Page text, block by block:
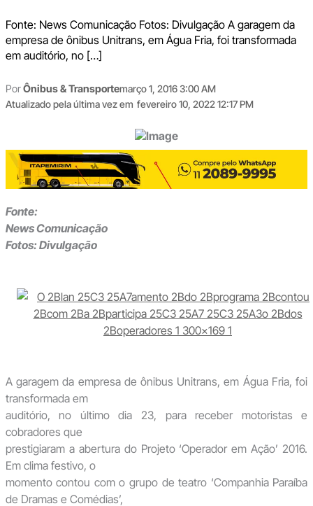
Fonte: News Comunicação Fotos: Divulgação A garagem da
empresa de ônibus Unitrans, em Água Fria, foi transformada
em auditório, no […]
PorÔnibus & Transportemarço 1, 2016 3:00 AM
Atualizado pela última vez em fevereiro 10, 2022 12:17 PM
Fonte:
News Comunicação
Fotos: Divulgação
A garagem da empresa de ônibus Unitrans, em Água Fria, foi
transformada em
auditório, no último dia 23, para receber motoristas e
cobradores que
prestigiaram a abertura do Projeto ‘Operador em Ação’ 2016.
Em clima festivo, o
momento contou com o grupo de teatro ‘Companhia Paraíba
de Dramas e Comédias’,